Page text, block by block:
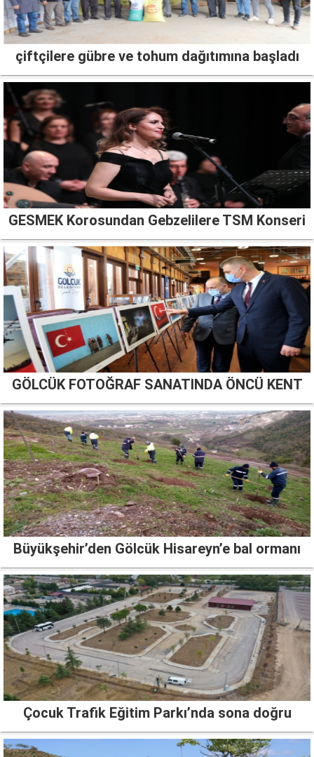
çiftçilere gübre ve tohum dağıtımına başladı
GESMEK Korosundan Gebzelilere TSM Konseri
GÖLCÜK FOTOĞRAF SANATINDA ÖNCÜ KENT
Büyükşehir’den Gölcük Hisareyn’e bal ormanı
Çocuk Trafik Eğitim Parkı’nda sona doğru